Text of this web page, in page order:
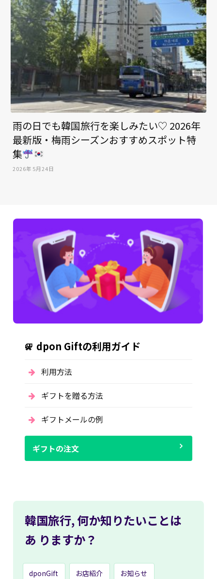
雨の日でも韓国旅行を楽しみたい♡ 2026年
最新版・梅雨シーズンおすすめスポット特
集
2026年5月24日
dpon Giftの利用ガイド
利用方法
ギフトを贈る方法
ギフトメールの例
ギフトの注文
韓国旅行,何か知りたいことは
あ りますか？
dponGift お店紹介 お知らせ